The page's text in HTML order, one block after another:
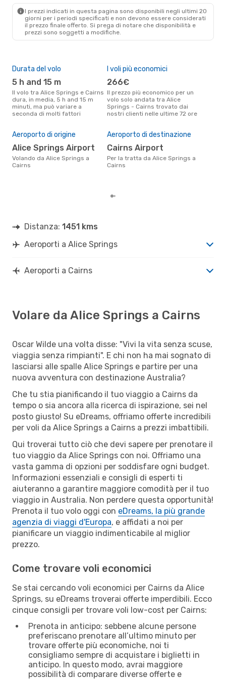
I prezzi indicati in questa pagina sono disponibili negli ultimi 20
giorni per i periodi specificati e non devono essere considerati
il ​​prezzo finale offerto. Si prega di notare che disponibilità e
prezzi sono soggetti a modifiche.
Durata del volo
5 h and 15 m
Il volo tra Alice Springs e Cairns
dura, in media, 5 h and 15 m
minuti, ma può variare a
seconda di molti fattori
I voli più economici
266€
Il prezzo più economico per un
volo solo andata tra Alice
Springs - Cairns trovato dai
nostri clienti nelle ultime 72 ore
Aeroporto di origine
Alice Springs Airport
Volando da Alice Springs a
Cairns
Aeroporto di destinazione
Cairns Airport
Per la tratta da Alice Springs a
Cairns
Distanza: 1451 kms
Aeroporti a Alice Springs
Aeroporti a Cairns
Volare da Alice Springs a Cairns
Oscar Wilde una volta disse: "Vivi la vita senza scuse,
viaggia senza rimpianti". E chi non ha mai sognato di
lasciarsi alle spalle Alice Springs e partire per una
nuova avventura con destinazione Australia?
Che tu stia pianificando il tuo viaggio a Cairns da
tempo o sia ancora alla ricerca di ispirazione, sei nel
posto giusto! Su eDreams, offriamo offerte incredibili
per voli da Alice Springs a Cairns a prezzi imbattibili.
Qui troverai tutto ciò che devi sapere per prenotare il
tuo viaggio da Alice Springs con noi. Offriamo una
vasta gamma di opzioni per soddisfare ogni budget.
Informazioni essenziali e consigli di esperti ti
aiuteranno a garantire maggiore comodità per il tuo
viaggio in Australia. Non perdere questa opportunità!
Prenota il tuo volo oggi con eDreams, la più grande
agenzia di viaggi d'Europa, e affidati a noi per
pianificare un viaggio indimenticabile al miglior
prezzo.
Come trovare voli economici
Se stai cercando voli economici per Cairns da Alice
Springs, su eDreams troverai offerte imperdibili. Ecco
cinque consigli per trovare voli low-cost per Cairns:
Prenota in anticipo: sebbene alcune persone
preferiscano prenotare all’ultimo minuto per
trovare offerte più economiche, noi ti
consigliamo sempre di acquistare i biglietti in
anticipo. In questo modo, avrai maggiore
possibilità di comparare diverse offerte e